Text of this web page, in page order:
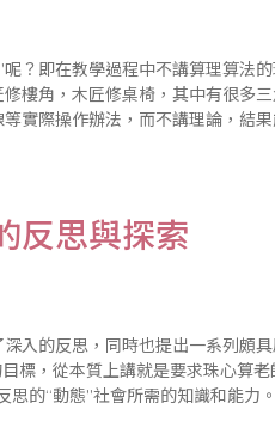
樓角，木匠修桌椅，其中有很多三
實際操作辦法，而不講理論，結果
反思與探索
入的反思，同時也提出一系列頗
標，從本質上講就是要求珠心算
會所需的知識和能力。 一、在教學中的反思